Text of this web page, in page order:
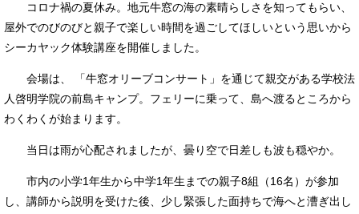
コロナ禍の夏休み。地元牛窓の海の素晴らしさを知ってもらい、
屋外でのびのびと親子で楽しい時間を過ごしてほしいという思いから
シーカヤック体験講座を開催しました。
会場は、 「牛窓オリーブコンサート」を通じて親交がある学校法
人啓明学院の前島キャンプ。フェリーに乗って、島へ渡るところから
わくわくが始まります。
当日は雨が心配されましたが、曇り空で日差しも波も穏やか。
市内の小学1年生から中学1年生までの親子8組（16名）が参加
し、講師から説明を受けた後、少し緊張した面持ちで海へと漕ぎ出し